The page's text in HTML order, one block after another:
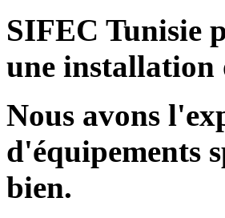
SIFEC Tunisie
une installation
Nous avons
d'équipements
bien.